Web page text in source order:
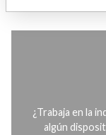
¿Trabaja en la
algún